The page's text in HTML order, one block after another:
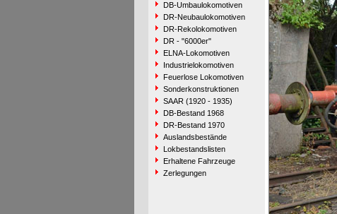
DB-Umbaulokomotiven
DR-Neubaulokomotiven
DR-Rekolokomotiven
DR - "6000er"
ELNA-Lokomotiven
Industrielokomotiven
Feuerlose Lokomotiven
Sonderkonstruktionen
SAAR (1920 - 1935)
DB-Bestand 1968
DR-Bestand 1970
Auslandsbestände
Lokbestandslisten
Erhaltene Fahrzeuge
Zerlegungen